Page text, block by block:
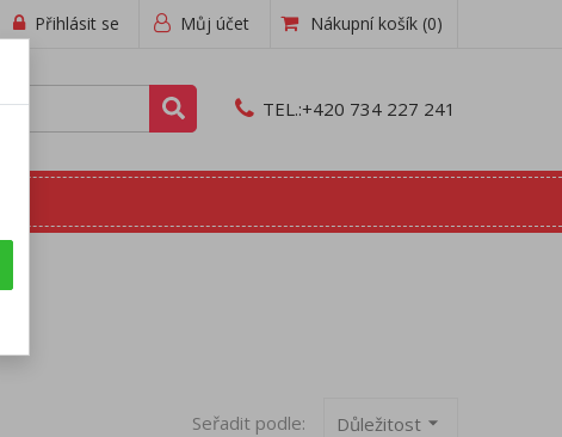
Můj účet
Přihlásit se Nákupní košík (0)
TEL.:+420 734 227 241
Seřadit podle: Důležitost arrow_drop_down